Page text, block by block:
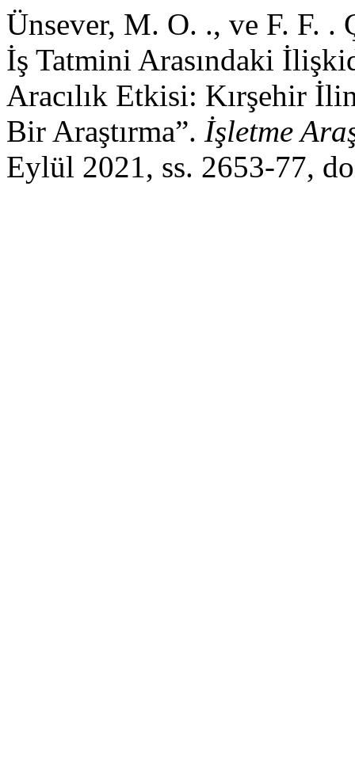
Ünsever, M. O. ., ve F. F.
İş Tatmini Arasındaki
Aracılık Etkisi: Kırşehir
Bir Araştırma”. İşletme
Eylül 2021, ss. 2653-77,